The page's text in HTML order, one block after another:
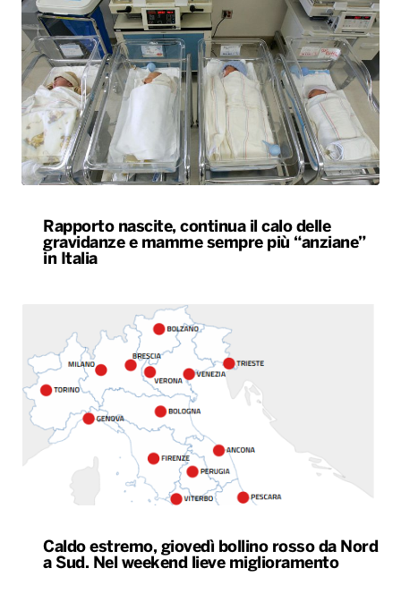
Rapporto nascite, continua il calo delle
gravidanze e mamme sempre più “anziane”
in Italia
Caldo estremo, giovedì bollino rosso da Nord
a Sud. Nel weekend lieve miglioramento